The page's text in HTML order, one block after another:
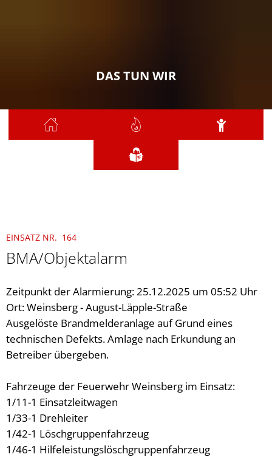
DAS TUN WIR
EINSATZ NR. 164
BMA/Objektalarm
Zeitpunkt der Alarmierung: 25.12.2025 um 05:52 Uhr
Ort: Weinsberg - August-Läpple-Straße
Ausgelöste Brandmelderanlage auf Grund eines
technischen Defekts. Amlage nach Erkundung an
Betreiber übergeben.
Fahrzeuge der Feuerwehr Weinsberg im Einsatz:
1/11-1 Einsatzleitwagen
1/33-1 Drehleiter
1/42-1 Löschgruppenfahrzeug
1/46-1 Hilfeleistungslöschgruppenfahrzeug